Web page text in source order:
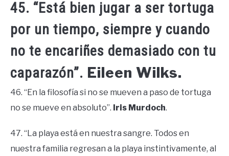
45. “Está bien jugar a ser tortuga
por un tiempo, siempre y cuando
no te encariñes demasiado con tu
caparazón”. Eileen Wilks.
46. “En la filosofía si no se mueven a paso de tortuga
no se mueve en absoluto”. Iris Murdoch.
47. “La playa está en nuestra sangre. Todos en
nuestra familia regresan a la playa instintivamente, al